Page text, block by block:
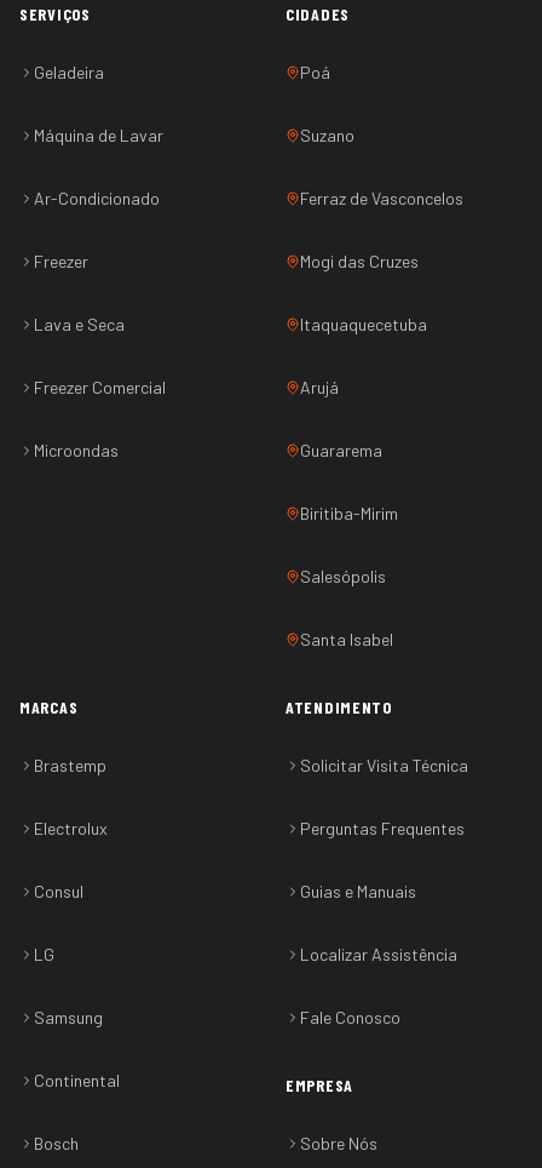
SERVIÇOS
Geladeira
Máquina de Lavar
Ar-Condicionado
Freezer
Lava e Seca
Freezer Comercial
Microondas
CIDADES
Poá
Suzano
Ferraz de Vasconcelos
Mogi das Cruzes
Itaquaquecetuba
Arujá
Guararema
Biritiba-Mirim
Salesópolis
Santa Isabel
MARCAS
Brastemp
Electrolux
Consul
LG
Samsung
Continental
Bosch
ATENDIMENTO
Solicitar Visita Técnica
Perguntas Frequentes
Guias e Manuais
Localizar Assistência
Fale Conosco
EMPRESA
Sobre Nós